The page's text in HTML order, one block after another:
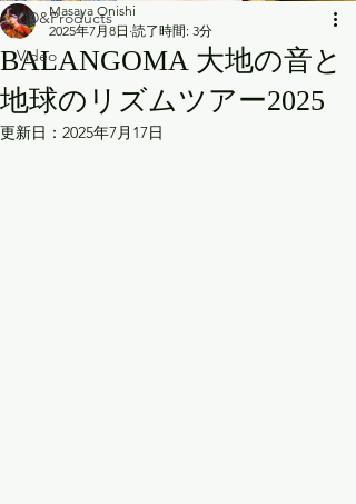
CD&Products
Video
BALANGOMA 大地の音と
地球のリズムツアー2025
Masaya Onishi
2025年7月8日 読了時間: 3分
更新日： 2025年7月17日